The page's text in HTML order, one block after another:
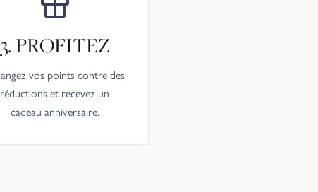
3. PROFITEZ
vos points contre des
réductions et recevez un
cadeau anniversaire.